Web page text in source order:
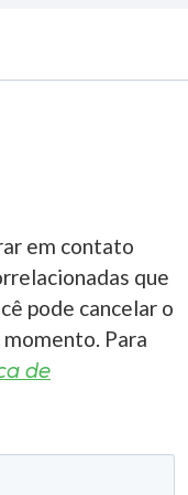
em contato
que
pode cancelar o
Para
de